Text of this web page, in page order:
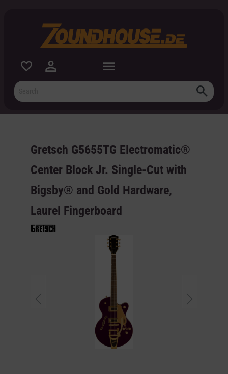
Gretsch G5655TG Electromatic®
Center Block Jr. Single-Cut with
Bigsby® and Gold Hardware,
Laurel Fingerboard